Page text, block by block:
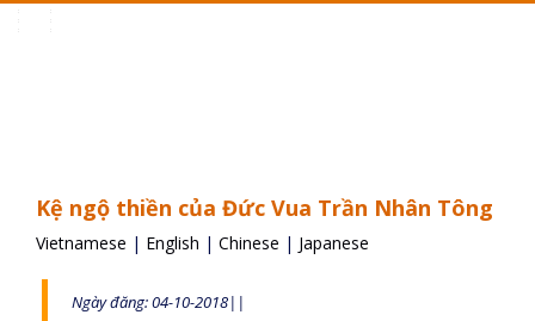
Kệ ngộ thiền của Đức Vua Trần Nhân Tông
Vietnamese | English | Chinese | Japanese
Ngày đăng: 04-10-2018||